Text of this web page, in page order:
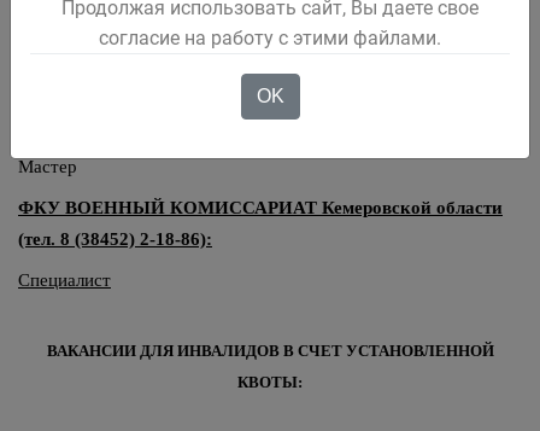
Электрогазосварщик
Филиал ПАО "МРСК СИБИРИ"-"КРЭС" (тел. 8 (923) 507-
Мастер
ФКУ ВОЕННЫЙ КОМИССАРИАТ Кемеровской области
(тел. 8 (38452) 2-18-86):
Специалист
ВАКАНСИИ ДЛЯ ИНВАЛИДОВ В СЧЕТ УСТАНОВЛЕННОЙ
КВОТЫ:
Продолжая использовать сайт, Вы даете свое
согласие на работу с этими файлами.
OK